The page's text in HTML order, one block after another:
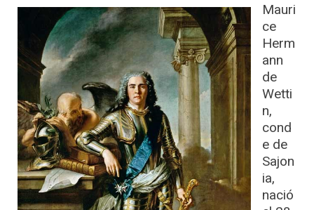
Mauri
ce
Herm
ann
de
Wetti
n,
cond
e de
Sajon
ia,
nació